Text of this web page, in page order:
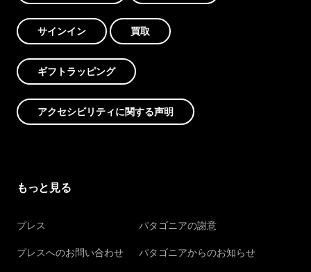
サインイン 買取
ギフトラッピング
アクセシビリティに関する声明
もっと見る
プレス
プレスへのお問い合わせ
パタゴニアの謝意
パタゴニアからのお知らせ